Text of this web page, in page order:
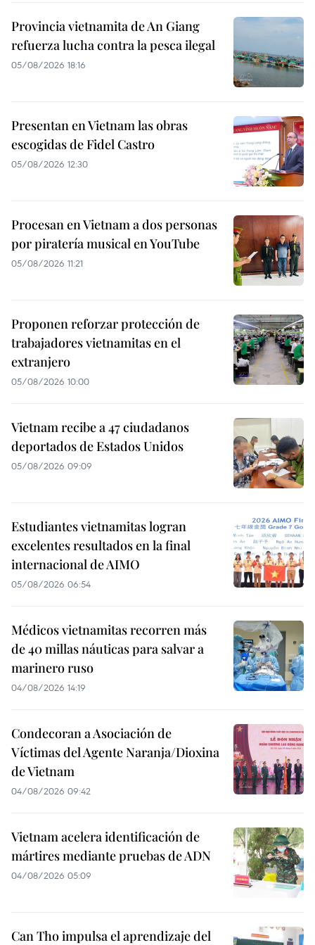
Provincia vietnamita de An Giang
refuerza lucha contra la pesca ilegal
05/08/2026 18:16
Presentan en Vietnam las obras
escogidas de Fidel Castro
05/08/2026 12:30
Procesan en Vietnam a dos personas
por piratería musical en YouTube
05/08/2026 11:21
Proponen reforzar protección de
trabajadores vietnamitas en el
extranjero
05/08/2026 10:00
Vietnam recibe a 47 ciudadanos
deportados de Estados Unidos
05/08/2026 09:09
Estudiantes vietnamitas logran
excelentes resultados en la final
internacional de AIMO
05/08/2026 06:54
Médicos vietnamitas recorren más
de 40 millas náuticas para salvar a
marinero ruso
04/08/2026 14:19
Condecoran a Asociación de
Víctimas del Agente Naranja/Dioxina
de Vietnam
04/08/2026 09:42
Vietnam acelera identificación de
mártires mediante pruebas de ADN
04/08/2026 05:09
Can Tho impulsa el aprendizaje del